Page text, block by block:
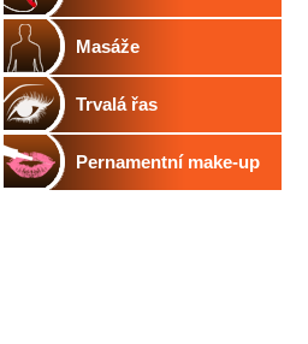
Masáže
Trvalá řas
Pernamentní make-up